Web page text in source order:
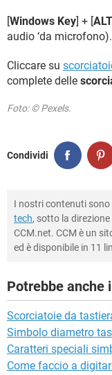
[Windows Key] + [ALT
audio ‘da microfono).
Cliccare su
complete delle
Foto: © Pexels.
Condividi
I nostri contenuti
tech, sotto la
CCM.net. CCM è un
ed è disponibile in 11
Potrebbe anche
Scorciatoie da
Simbolo diametro
Caratteri speciali
Come faccio a